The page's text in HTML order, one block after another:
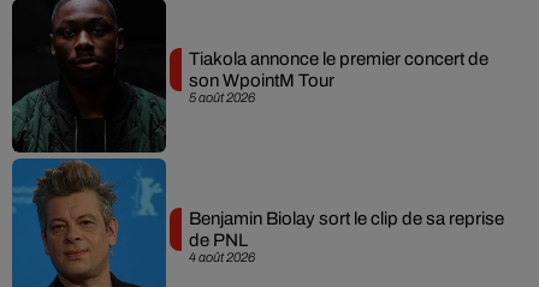
5 août 2026
Tiakola annonce le premier concert de
son WpointM Tour
4 août 2026
Benjamin Biolay sort le clip de sa reprise
de PNL